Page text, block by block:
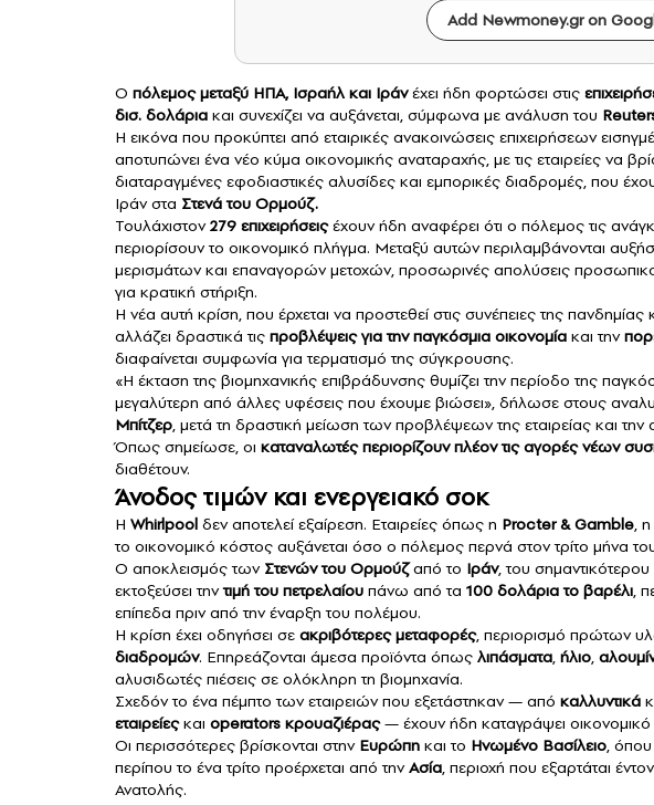
Add Newmoney.gr on
Ο πόλεμος μεταξύ ΗΠΑ, Ισραήλ και Ιράνέχει ήδη φορτώσει στις
δισ. δολάρια και συνεχίζει να αυξάνεται, σύμφωνα με ανάλυση του
Η εικόνα που προκύπτει από εταιρικές ανακοινώσεις επιχειρήσεων
αποτυπώνει ένα νέο κύμα οικονομικής αναταραχής, με τις εταιρείες να
διαταραγμένες εφοδιαστικές αλυσίδες και εμπορικές διαδρομές, που
Ιράν στα Στενά του Ορμούζ.
Τουλάχιστον279 επιχειρήσειςέχουν ήδη αναφέρει ότι ο πόλεμος τις
περιορίσουν το οικονομικό πλήγμα. Μεταξύ αυτών περιλαμβάνονται
μερισμάτων και επαναγορών μετοχών, προσωρινές απολύσεις
για κρατική στήριξη.
Η νέα αυτή κρίση, που έρχεται να προστεθεί στις συνέπειες της
αλλάζει δραστικά τις προβλέψεις για την παγκόσμια οικονομία και την
διαφαίνεται συμφωνία για τερματισμό της σύγκρουσης.
«Η έκταση της βιομηχανικής επιβράδυνσης θυμίζει την περίοδο της
μεγαλύτερη από άλλες υφέσεις που έχουμε βιώσει», δήλωσε στους
Μπίτζερ, μετά τη δραστική μείωση των προβλέψεων της εταιρείας και την
Όπως σημείωσε, οι καταναλωτές περιορίζουν πλέον τις αγορές νέων
διαθέτουν.
Άνοδος τιμών και ενεργειακό σοκ
Η Whirlpool δεν αποτελεί εξαίρεση. Εταιρείες όπως η Procter & Gamble, η
το οικονομικό κόστος αυξάνεται όσο ο πόλεμος περνά στον τρίτο μήνα
Ο αποκλεισμός των Στενών του Ορμούζαπό το Ιράν, του
εκτοξεύσει τηντιμή του πετρελαίου πάνω από τα 100 δολάρια το βαρέλι,
επίπεδα πριν από την έναρξη του πολέμου.
Η κρίση έχει οδηγήσει σε ακριβότερες μεταφορές, περιορισμό πρώτων
διαδρομών. Επηρεάζονται άμεσα προϊόντα όπως λιπάσματα, ήλιο,
αλυσιδωτές πιέσεις σε ολόκληρη τη βιομηχανία.
Σχεδόν το ένα πέμπτο των εταιρειών που εξετάστηκαν — από καλλυντικά
εταιρείεςκαι operators κρουαζιέρας— έχουν ήδη καταγράψει οικονομικό
Οι περισσότερες βρίσκονται στην Ευρώπη και το Ηνωμένο Βασίλειο,
περίπου το ένα τρίτο προέρχεται από τηνΑσία, περιοχή που εξαρτάται
Ανατολής.